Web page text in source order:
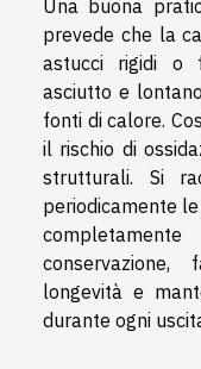
Una buona
prevede che la
astucci rigidi o
asciutto e
fonti di calore.
il rischio di
strutturali. Si
periodicamente
conservazione,
longevità e
durante ogni